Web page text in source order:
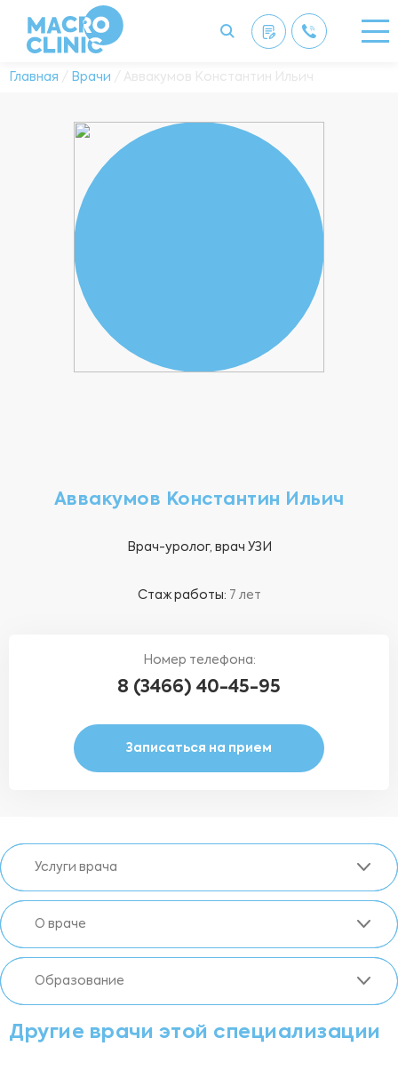
Главная / Врачи / Аввакумов Константин Ильич
Аввакумов Константин Ильич
Врач-уролог, врач УЗИ
Стаж работы: 7 лет
Номер телефона:
8 (3466) 40-45-95
Записаться на прием
Услуги врача
О враче
Образование
Другие врачи этой специализации